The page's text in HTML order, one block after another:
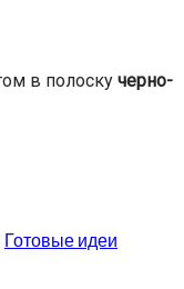
в полоску черно-
Готовые идеи